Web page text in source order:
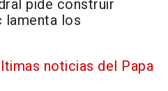
pide construir
lamenta los
noticias del Papa